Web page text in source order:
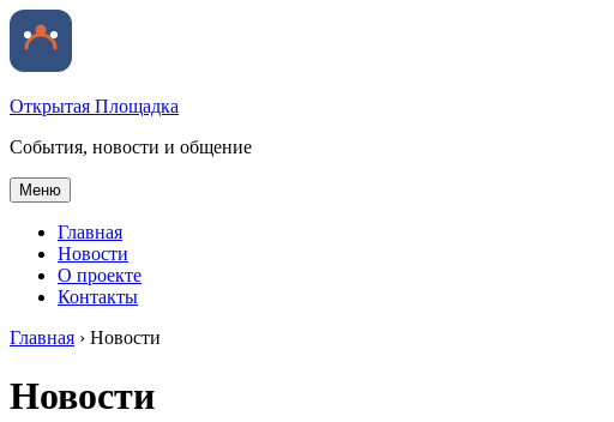
Открытая Площадка
События, новости и общение
Меню
Главная
Новости
О проекте
Контакты
Главная › Новости
Новости